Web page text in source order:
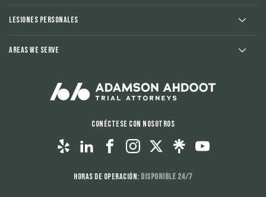
Lesiones Personales
Areas We Serve
Conéctese con nosotros
Horas de operación: Disponible 24/7